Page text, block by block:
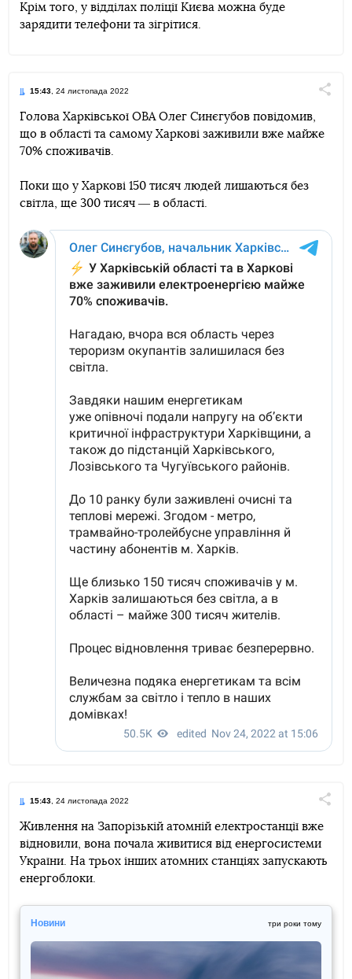
Крім того, у відділах поліції Києва можна буде
зарядити телефони та зігрітися.
15:43 , 24 листопада 2022
TelegramFacebookTwitter
Голова Харківської ОВА Олег Синєгубов повідомив,
що в області та самому Харкові заживили вже майже
70% споживачів.
Поки що у Харкові 150 тисяч людей лишаються без
світла, ще 300 тисяч ― в області.
15:43 , 24 листопада 2022
TelegramFacebookTwitter
Живлення на Запорізькій атомній електростанції вже
відновили, вона почала живитися від енергосистеми
України. На трьох інших атомних станціях запускають
енергоблоки.
Новини три роки тому